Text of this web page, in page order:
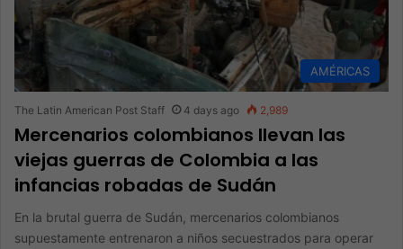
AMÉRICAS
The Latin American Post Staff 4 days ago 2,989
Mercenarios colombianos llevan las
viejas guerras de Colombia a las
infancias robadas de Sudán
En la brutal guerra de Sudán, mercenarios colombianos
supuestamente entrenaron a niños secuestrados para operar